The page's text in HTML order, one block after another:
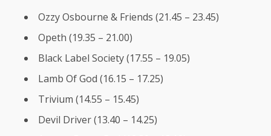
Ozzy Osbourne & Friends (21.45 – 23.45)
Opeth (19.35 – 21.00)
Black Label Society (17.55 – 19.05)
Lamb Of God (16.15 – 17.25)
Trivium (14.55 – 15.45)
Devil Driver (13.40 – 14.25)